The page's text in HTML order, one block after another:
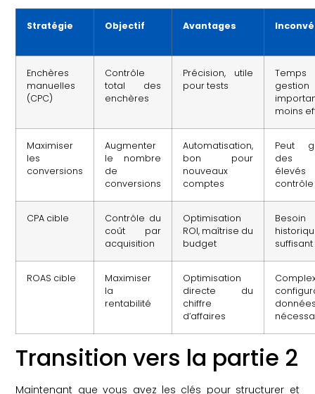
Stratégie Objectif Avantages
Enchères
manuelles
(CPC)
Contrôle
total des
enchères
Précision, utile
pour tests
gestion
moins
Maximiser
les
conversions
Augmenter
le nombre
de
conversions
Automatisation,
bon pour
nouveaux
comptes
Peut
des
contrôle
CPA cible
Contrôle du
coût par
acquisition
Optimisation
ROI, maîtrise du
budget
suffisant
ROAS cible
Maximiser
la
rentabilité
Optimisation
directe du
chiffre
d’affaires
Transition vers la partie 2
Maintenant que vous avez les clés pour structurer et